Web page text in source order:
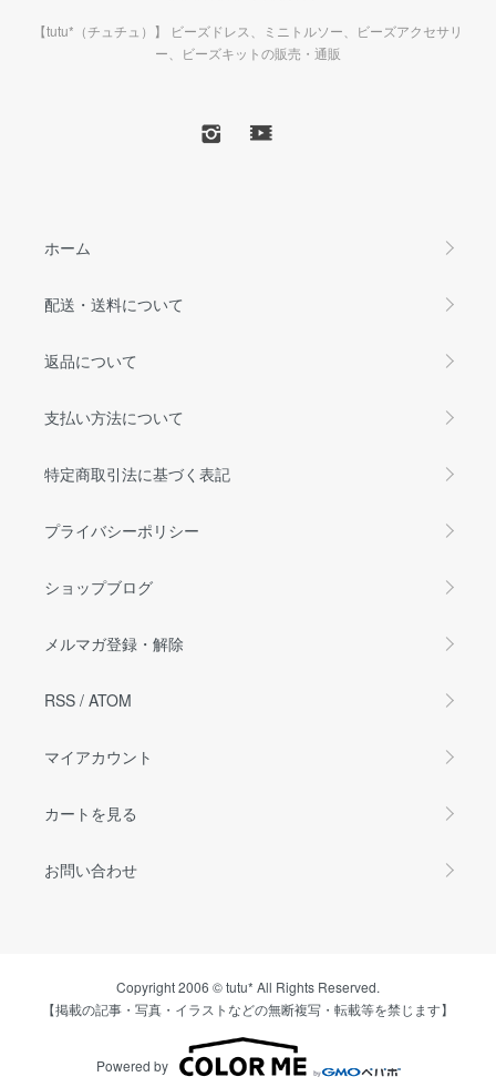
【tutu*（チュチュ）】 ビーズドレス、ミニトルソー、ビーズアクセサリ
ー、ビーズキットの販売・通販
ホーム
配送・送料について
返品について
支払い方法について
特定商取引法に基づく表記
プライバシーポリシー
ショップブログ
メルマガ登録・解除
RSS / ATOM
マイアカウント
カートを見る
お問い合わせ
Copyright 2006 © tutu* All Rights Reserved.
【掲載の記事・写真・イラストなどの無断複写・転載等を禁じます】
Powered by